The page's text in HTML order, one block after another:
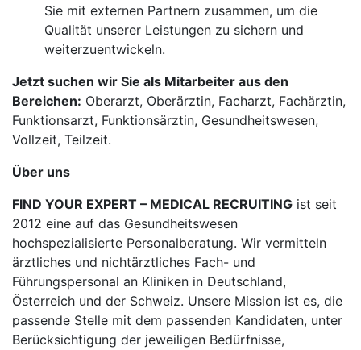
Sie mit externen Partnern zusammen, um die
Qualität unserer Leistungen zu sichern und
weiterzuentwickeln.
Jetzt suchen wir Sie als Mitarbeiter aus den
Bereichen: Oberarzt, Oberärztin, Facharzt, Fachärztin,
Funktionsarzt, Funktionsärztin, Gesundheitswesen,
Vollzeit, Teilzeit.
Über uns
FIND YOUR EXPERT – MEDICAL RECRUITING ist seit
2012 eine auf das Gesundheitswesen
hochspezialisierte Personalberatung. Wir vermitteln
ärztliches und nichtärztliches Fach- und
Führungspersonal an Kliniken in Deutschland,
Österreich und der Schweiz. Unsere Mission ist es, die
passende Stelle mit dem passenden Kandidaten, unter
Berücksichtigung der jeweiligen Bedürfnisse,